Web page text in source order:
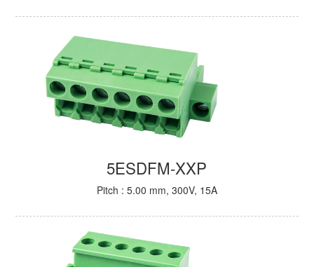
5ESDFM-XXP
Pitch : 5.00 mm, 300V, 15A